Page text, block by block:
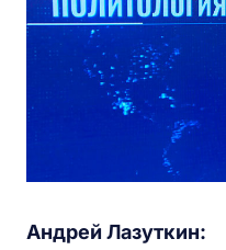
Андрей Лазуткин: